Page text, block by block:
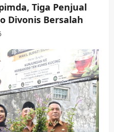
Tiga Penjual
Divonis Bersalah